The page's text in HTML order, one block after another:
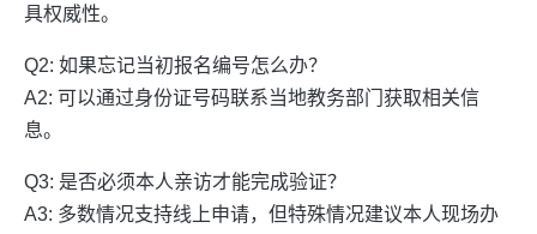
具权威性。
Q2: 如果忘记当初报名编号怎么办？
A2: 可以通过身份证号码联系当地教务部门获取相关信
息。
Q3: 是否必须本人亲访才能完成验证？
A3: 多数情况支持线上申请，但特殊情况建议本人现场办